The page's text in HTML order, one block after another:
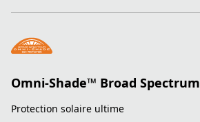
Omni-Shade™ Broad Spectrum
Protection solaire ultime